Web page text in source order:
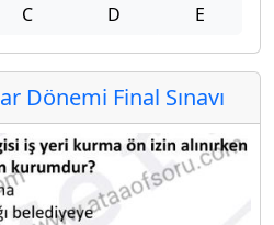
C D E
Dönemi Final Sınavı